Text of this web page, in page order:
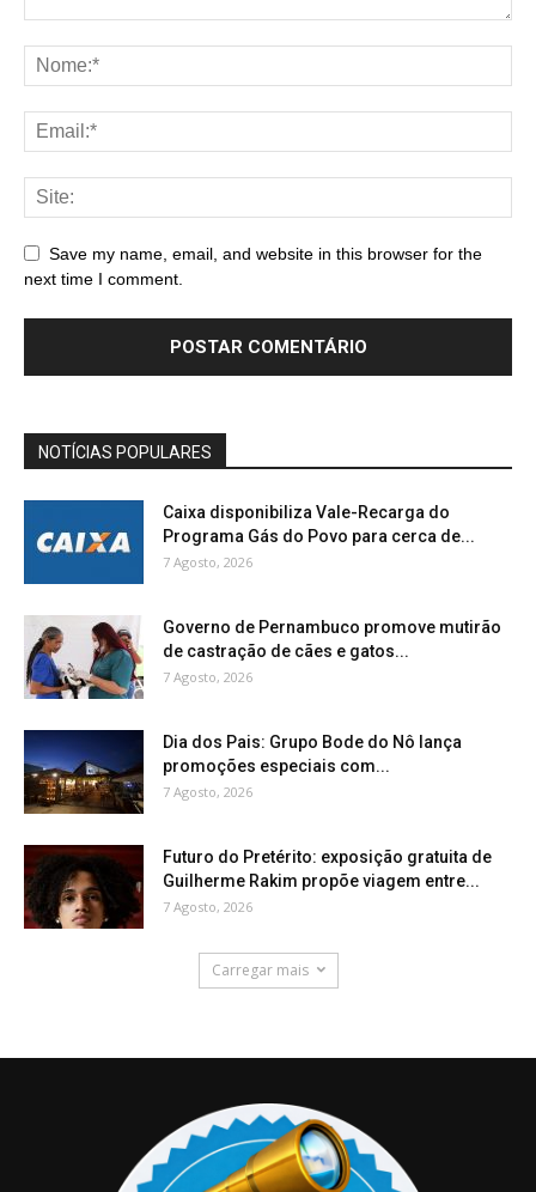
Save my name, email, and website in this browser for the
next time I comment.
NOTÍCIAS POPULARES
Caixa disponibiliza Vale-Recarga do
Programa Gás do Povo para cerca de...
7 Agosto, 2026
Governo de Pernambuco promove mutirão
de castração de cães e gatos...
7 Agosto, 2026
Dia dos Pais: Grupo Bode do Nô lança
promoções especiais com...
7 Agosto, 2026
Futuro do Pretérito: exposição gratuita de
Guilherme Rakim propõe viagem entre...
7 Agosto, 2026
Carregar mais